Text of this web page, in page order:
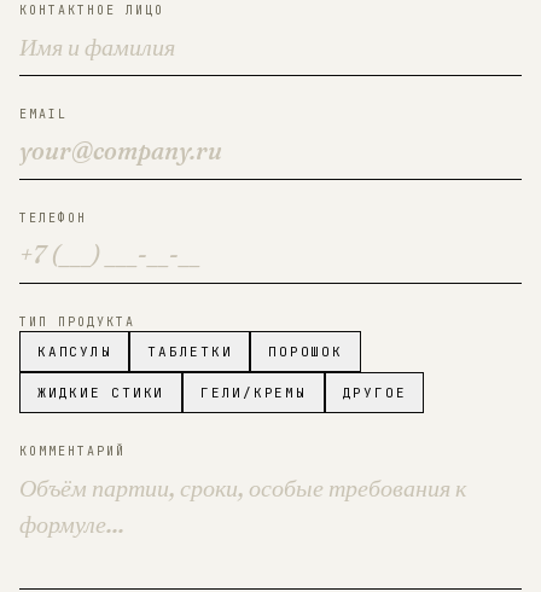
КОНТАКТНОЕ ЛИЦО
EMAIL
ТЕЛЕФОН
ТИП ПРОДУКТА
КАПСУЛЫ ТАБЛЕТКИ ПОРОШОК
ЖИДКИЕ СТИКИ ГЕЛИ/КРЕМЫ ДРУГОЕ
КОММЕНТАРИЙ